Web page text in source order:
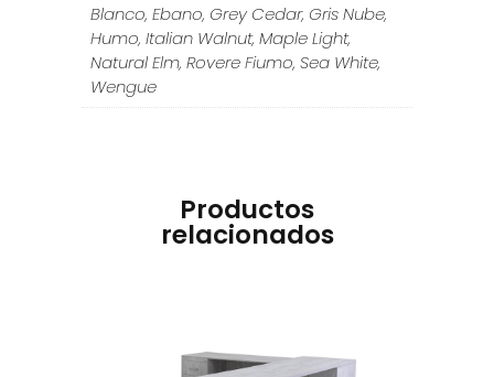
Blanco, Ebano, Grey Cedar, Gris Nube,
Humo, Italian Walnut, Maple Light,
Natural Elm, Rovere Fiumo, Sea White,
Wengue
Productos
relacionados